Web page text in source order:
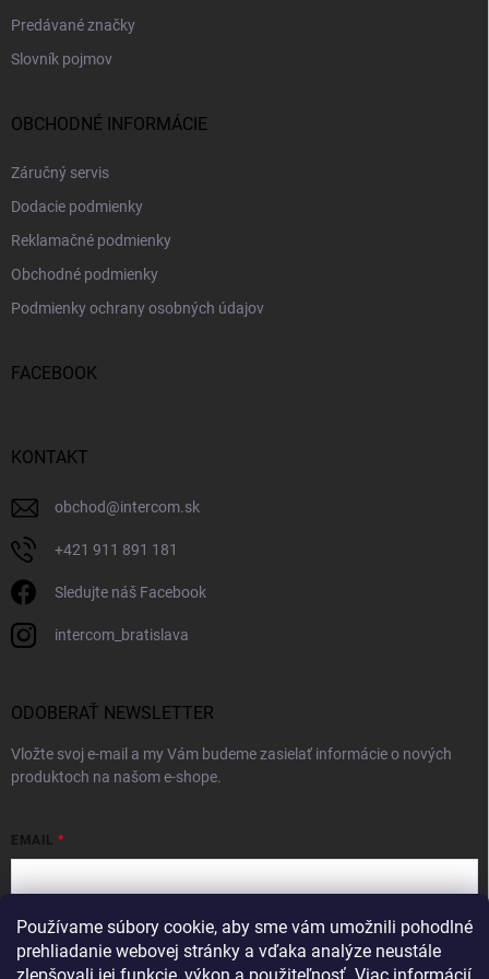
Používame súbory cookie, aby sme vám umožnili pohodlné
prehliadanie webovej stránky a vďaka analýze neustále
Predávané značky
Slovník pojmov
OBCHODNÉ INFORMÁCIE
Záručný servis
Dodacie podmienky
Reklamačné podmienky
Obchodné podmienky
Podmienky ochrany osobných údajov
FACEBOOK
KONTAKT
obchod@intercom.sk
+421 911 891 181
Sledujte náš Facebook
intercom_bratislava
ODOBERAŤ NEWSLETTER
Vložte svoj e-mail a my Vám budeme zasielať informácie o nových
produktoch na našom e-shope.
EMAIL
Vložením e-mailu súhlasíte spodmienkami ochrany osobných údajov